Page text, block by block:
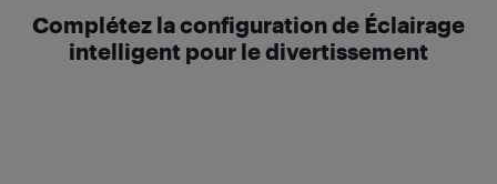
Complétez la configuration de Éclairage
intelligent pour le divertissement